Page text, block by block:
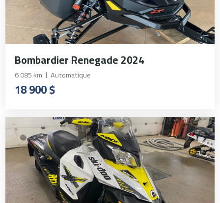
Bombardier Renegade 2024
6 085 km Automatique
18 900 $